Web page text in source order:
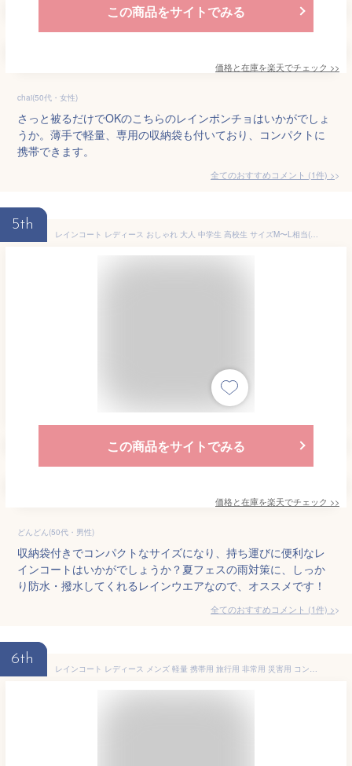
この商品をサイトでみる
価格と在庫を楽天でチェック >>
chai(50代・女性)
さっと被るだけでOKのこちらのレインポンチョはいかがでしょ
うか。薄手で軽量、専用の収納袋も付いており、コンパクトに
携帯できます。
全てのおすすめコメント (1件) >
5th
レインコート レディース おしゃれ 大人 中学生 高校生 サイズM〜L相当(身長:154〜162cm) 軽量 レインウェア 傘屋さんが作った! カッパ 合羽 防水 撥水 テフロン加工 収納袋 軽い 雨具 通勤 通学 旅行 自転車 ベージュ ネイビー ブルー グリーン ラベンダー リーベン 1605
この商品をサイトでみる
価格と在庫を楽天でチェック >>
どんどん(50代・男性)
収納袋付きでコンパクトなサイズになり、持ち運びに便利なレ
インコートはいかがでしょうか？夏フェスの雨対策に、しっか
り防水・撥水してくれるレインウエアなので、オススメです！
全てのおすすめコメント (1件) >
6th
レインコート レディース メンズ 軽量 携帯用 旅行用 非常用 災害用 コンパクト 小さい 持ち歩き 遊園地 自転車 男女兼用 ママ ユニセックス ロング かっぱ カッパ オートバイ 通勤 通学 旅行 散歩 ハイキング キャンプ 雨の日 撥水 防水 アウトドア